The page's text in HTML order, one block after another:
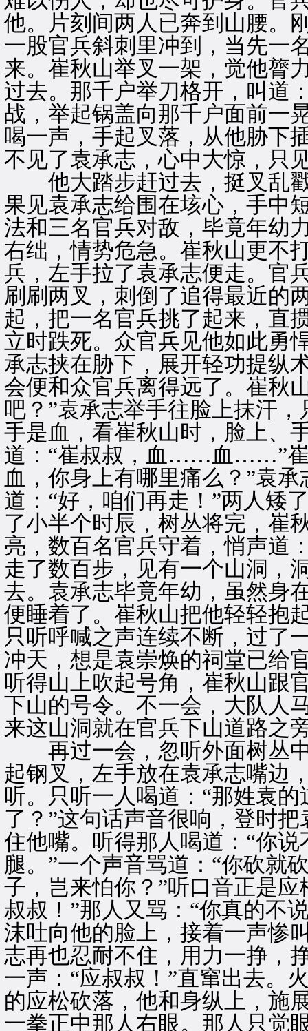
他。片刻间两人已奔到山腰。
一股官兵斜刺里冲到，当先一
来。崔秋山举叉一架，觉他膂
过去。那千户举刀格开，叫道
战，举起锅盖向那千户面前一
喝一声，手起叉落，从他胁下
不见了袁承志，心中大惊，只
他大踏步赶过去，挺叉乱戳
果见袁承志给围在垓心，手中
法和三名官兵对敌，毕竟年幼
右绌，情势危急。崔秋山更不
兵，左手拉了袁承志便走。官
刷刷两叉，刺倒了追得最近的
起，把一名官兵挑了起来，直
立时跌死。众官兵见他如此勇
承志挟在胁下，展开轻功提纵
会便和众官兵离得远了。崔秋
吧？”袁承志举手往脸上抹汗
手是血，看崔秋山时，脸上、
道：“崔叔叔，血……血……”崔
血，你身上有哪里痛么？”袁
道：“好，咱们再走！”两人矮
了小半个时辰，树丛将完，崔
亮，数百名官兵守着，悄声道
走了数百步，见有一个山洞，
去。袁承志毕竟年幼，虽然身
便睡着了。崔秋山把他轻轻抱
只听呼喊之声连续不断，过了
冲天，想是袁崇焕的祠堂已给
听得山上吹起号角，崔秋山跟
下山的号令。不一会，大队人
来这山洞就在官兵下山道路之
再过一会，忽听外面树丛中
起钢叉，左手放在袁承志嘴边
听。只听一人喝道：“那姓袁
了？”这句话声音很响，登时
住他嘴。听得那人喝道：“你
腿。”一个声音骂道：“你砍就
子，岂来怕你？”听口音正是
叔叔！”那人又骂：“你真的不
沫吐向他的脸上，接着一声惨
志再也忍耐不住，用力一挣，
一声：“应叔叔！”直窜出去。
的应松砍落，他和身纵上，施
一拳正中那人右眼。那人只觉